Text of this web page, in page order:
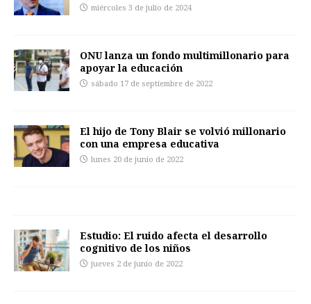
miércoles 3 de julio de 2024
ONU lanza un fondo multimillonario para
apoyar la educación
sábado 17 de septiembre de 2022
El hijo de Tony Blair se volvió millonario
con una empresa educativa
lunes 20 de junio de 2022
Estudio: El ruido afecta el desarrollo
cognitivo de los niños
jueves 2 de junio de 2022